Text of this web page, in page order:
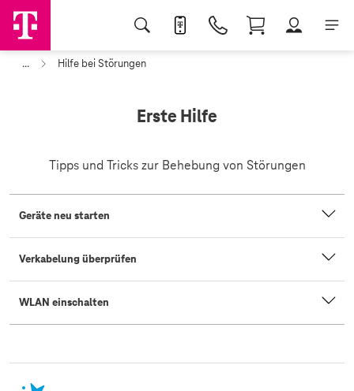
... Hilfe bei Störungen
Erste Hilfe
Tipps und Tricks zur Behebung von Störungen
Geräte neu starten
Verkabelung überprüfen
WLAN einschalten